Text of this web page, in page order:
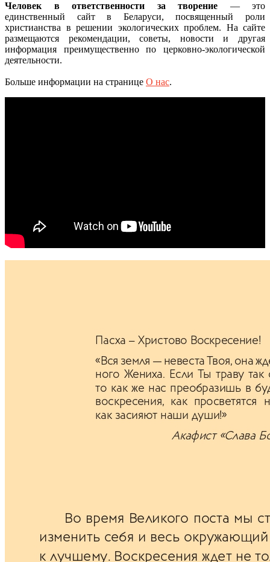
Человек в ответственности за творение — это
единственный сайт в Беларуси, посвященный роли
христианства в решении экологических проблем. На сайте
размещаются рекомендации, советы, новости и другая
информация преимущественно по церковно-экологической
деятельности.
Больше информации на странице О нас.